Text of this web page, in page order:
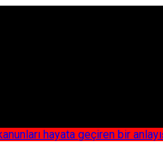
hayata geçiren bir